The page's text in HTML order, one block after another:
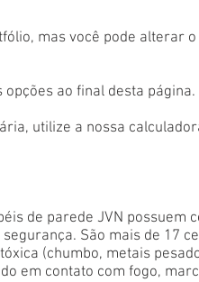
mas você pode alterar
ao final desta página.
utilize a nossa
de parede JVN
São mais de 17
(chumbo, metais
em contato com fogo,